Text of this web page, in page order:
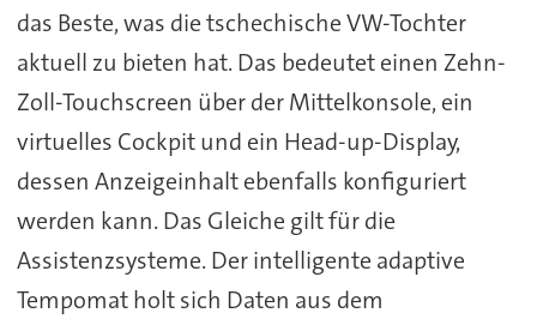
das Beste, was die tschechische VW-Tochter
aktuell zu bieten hat. Das bedeutet einen Zehn-
Zoll-Touchscreen über der Mittelkonsole, ein
virtuelles Cockpit und ein Head-up-Display,
dessen Anzeigeinhalt ebenfalls konfiguriert
werden kann. Das Gleiche gilt für die
Assistenzsysteme. Der intelligente adaptive
Tempomat holt sich Daten aus dem